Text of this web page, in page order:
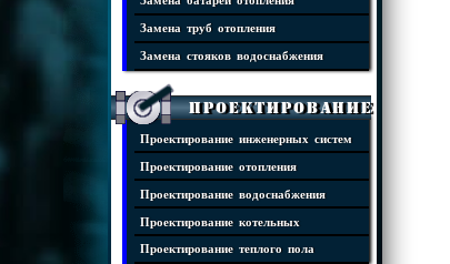
Замена труб отопления
Замена стояков водоснабжения
Проектирование
Проектирование инженерных систем
Проектирование отопления
Проектирование водоснабжения
Проектирование котельных
Проектирование теплого пола